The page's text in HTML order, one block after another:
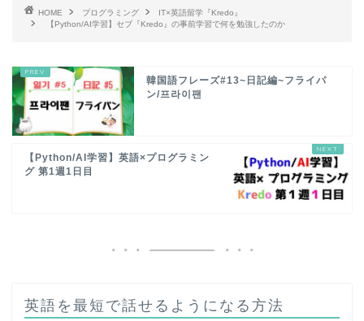
HOME プログラミング
IT×英語留学『Kredo』
【Python/AI学習】セブ『Kredo』の事前学習で何を勉強したのか
韓国語フレーズ#13~日記編~フライパ
ン/프라이팬
【Python/AI学習】英語×プログラミン
グ 第1週1日目
英語を最短で話せるようになる方法